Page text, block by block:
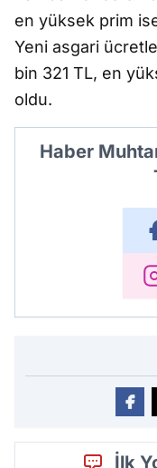
en yüksek prim
Yeni asgari
bin 321 TL, en
oldu.
Haber
İlk